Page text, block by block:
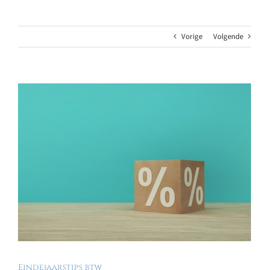
Vorige Volgende
Eindejaarstips btw